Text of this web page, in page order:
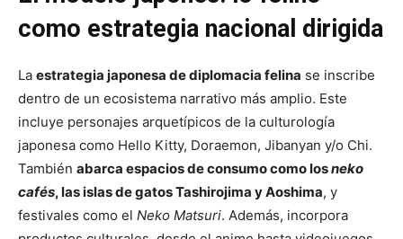
como estrategia nacional dirigida
La estrategia japonesa de diplomacia felina se inscribe
dentro de un ecosistema narrativo más amplio. Este
incluye personajes arquetípicos de la culturología
japonesa como Hello Kitty, Doraemon, Jibanyan y/o Chi.
También abarca espacios de consumo como losneko
cafés, las islas de gatos Tashirojima y Aoshima, y
festivales como el Neko Matsuri. Además, incorpora